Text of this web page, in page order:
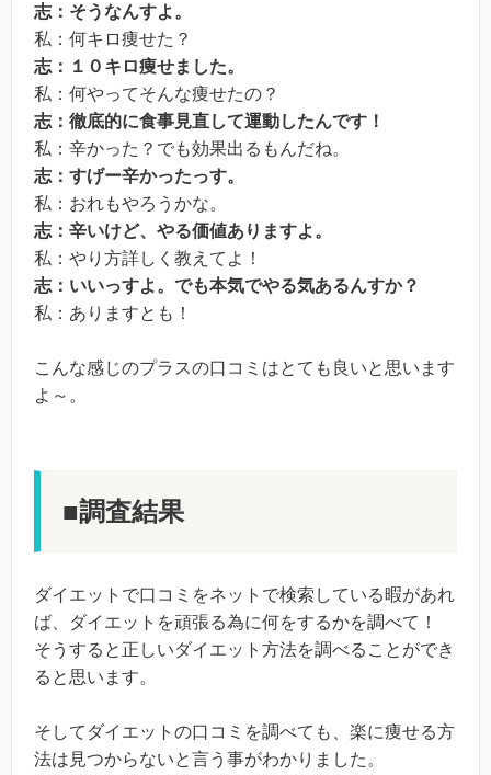
志：そうなんすよ。
私：何キロ痩せた？
志：１０キロ痩せました。
私：何やってそんな痩せたの？
志：徹底的に食事見直して運動したんです！
私：辛かった？でも効果出るもんだね。
志：すげー辛かったっす。
私：おれもやろうかな。
志：辛いけど、やる価値ありますよ。
私：やり方詳しく教えてよ！
志：いいっすよ。でも本気でやる気あるんすか？
私：ありますとも！
こんな感じのプラスの口コミはとても良いと思います
よ～。
■調査結果
ダイエットで口コミをネットで検索している暇があれ
ば、ダイエットを頑張る為に何をするかを調べて！
そうすると正しいダイエット方法を調べることができ
ると思います。
そしてダイエットの口コミを調べても、楽に痩せる方
法は見つからないと言う事がわかりました。